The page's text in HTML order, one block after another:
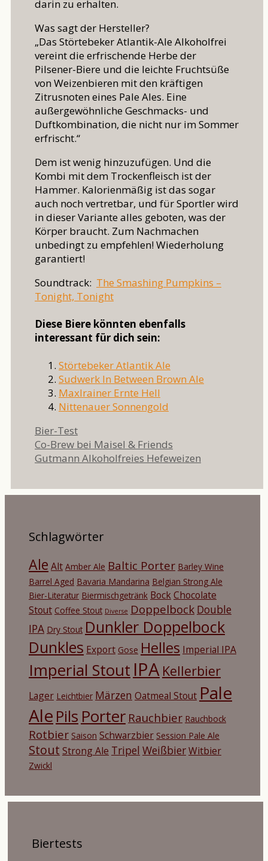
darin zu erhalten.
Was sagt der Hersteller?
„Das Störtebeker Atlantik-Ale Alkoholfrei
vereint die erfrischende Herbe der
Pilsener-Biere und die leichte Fruchtsüße
von Weizenbieren mit den kräftigen
Zitrusnoten eines Pale Ales. Eine
außergewöhnliche Geschmacks- und
Duftkombination, die nicht nur im Sommer
erfrischt.“
Dem ist wenig hinzuzufügen. Und die
Kombi mit dem Trockenfleisch ist der
Hammer. Kalorienmäßig ist das sogar
auch noch vertretbar, und für Sportler wird
in dieser Variante alles geboten, was der
Körper braucht. Zum Nachmachen
unbedingt zu empfehlen! Wiederholung
garantiert!
Soundtrack: The Smashing Pumpkins –
Tonight, Tonight
Diese Biere könnten ebenfalls
interessant für dich sein:
Störtebeker Atlantik Ale
Sudwerk In Between Brown Ale
Maxlrainer Ernte Hell
Nittenauer Sonnengold
Kategorien
Bier-Test
Co-Brew bei Maisel & Friends
Gutmann Alkoholfreies Hefeweizen
Schlagwörter
Ale Alt Amber Ale Baltic Porter Barley Wine
Barrel Aged Bavaria Mandarina Belgian Strong Ale
Bier-Literatur Biermischgetränk BockChocolate
Stout Coffee Stout Diverse Doppelbock Double
IPA Dry Stout Dunkler Doppelbock
Dunkles Export Gose Helles Imperial IPA
Imperial Stout IPA Kellerbier
Lager Leichtbier Märzen Oatmeal Stout Pale
Ale Pils Porter Rauchbier Rauchbock
Rotbier Saison Schwarzbier Session Pale Ale
Stout Strong Ale Tripel WeißbierWitbier
Zwickl
Biertests